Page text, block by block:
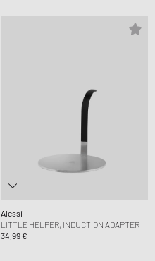
Alessi
LITTLE HELPER, INDUCTION ADAPTER
34,99 €